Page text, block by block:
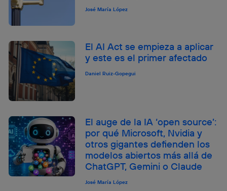
José María López
El AI Act se empieza a aplicar
y este es el primer afectado
Daniel Ruiz-Gopegui
El auge de la IA ‘open source’:
por qué Microsoft, Nvidia y
otros gigantes defienden los
modelos abiertos más allá de
ChatGPT, Gemini o Claude
José María López